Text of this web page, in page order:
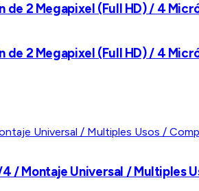
2 Megapixel (Full HD) / 4
2 Megapixel (Full HD) / 4
/ Montaje Universal / Multiples